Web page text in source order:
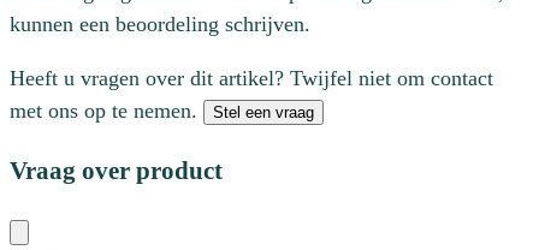
kunnen een beoordeling schrijven.
Heeft u vragen over dit artikel? Twijfel niet om contact
met ons op te nemen.
Stel een vraag
Vraag over product